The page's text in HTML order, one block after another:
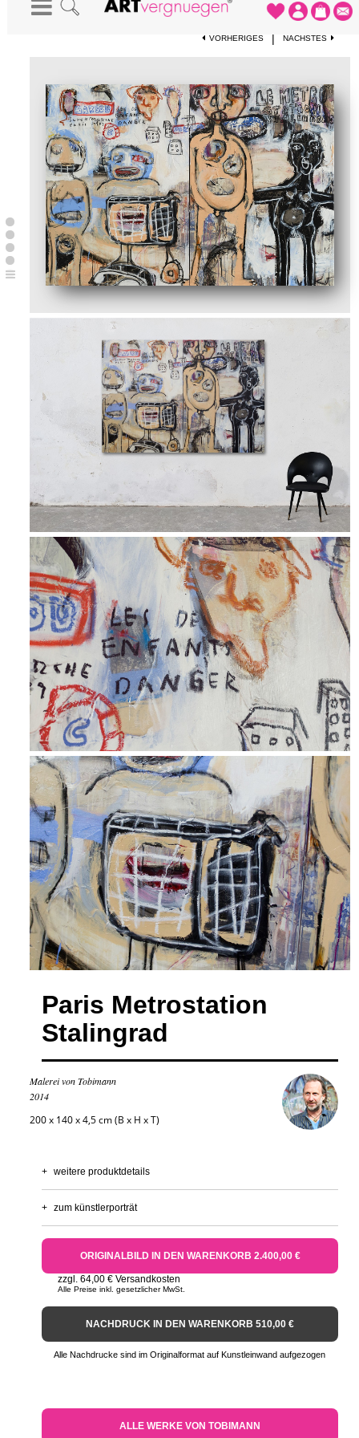
NÄCHSTES
|
VORHERIGES
Paris Metrostation
Stalingrad
Malerei von Tobimann
2014
200 x 140 x 4,5 cm (B x H x T)
+ weitere produktdetails
+ zum künstlerporträt
ORIGINALBILD IN DEN WARENKORB 2.400,00 €
zzgl. 64,00 € Versandkosten
Alle Preise inkl. gesetzlicher MwSt.
NACHDRUCK IN DEN WARENKORB 510,00 €
Alle Nachdrucke sind im Originalformat auf Kunstleinwand aufgezogen
ALLE WERKE VON TOBIMANN